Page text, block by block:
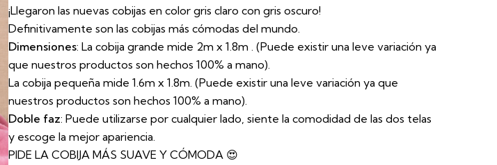
¡Llegaron las nuevas cobijas en color gris claro con gris oscuro!
Definitivamente son las cobijas más cómodas del mundo.
Dimensiones: La cobija grande mide 2m x 1.8m . (Puede existir una leve variación ya
que nuestros productos son hechos 100% a mano).
La cobija pequeña mide 1.6m x 1.8m. (Puede existir una leve variación ya que
nuestros productos son hechos 100% a mano).
Doble faz: Puede utilizarse por cualquier lado, siente la comodidad de las dos telas
y escoge la mejor apariencia.
PIDE LA COBIJA MÁS SUAVE Y CÓMODA 😍